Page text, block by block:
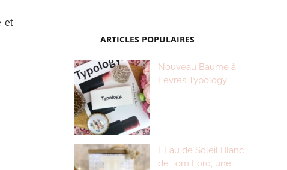
et
ARTICLES POPULAIRES
Nouveau Baume à
Lèvres Typology
L’Eau de Soleil Blanc
de Tom Ford, une